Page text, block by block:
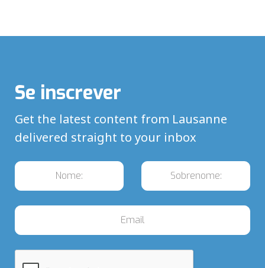
Se inscrever
Get the latest content from Lausanne
delivered straight to your inbox